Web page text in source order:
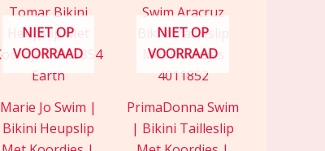
NIET OP
VOORRAAD
Marie Jo Swim |
Bikini Heupslip
NIET OP
VOORRAAD
PrimaDonna Swim
| Bikini Tailleslip